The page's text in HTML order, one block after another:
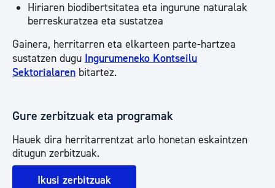
Hiriaren biodibertsitatea eta ingurune naturalak
berreskuratzea eta sustatzea
Gainera, herritarren eta elkarteen parte-hartzea
sustatzen dugu Ingurumeneko Kontseilu
Sektorialaren bitartez.
Gure zerbitzuak eta programak
Hauek dira herritarrentzat arlo honetan eskaintzen
ditugun zerbitzuak.
Ikusi zerbitzuak